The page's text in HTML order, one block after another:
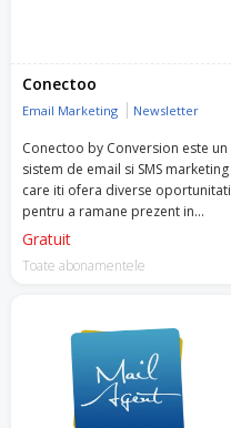
Conectoo
Email Marketing Newsletter
Conectoo by Conversion este un
sistem de email si SMS marketing
care iti ofera diverse oportunitati
pentru a ramane prezent in
mintea clientilor tai.
Gratuit
Toate abonamentele